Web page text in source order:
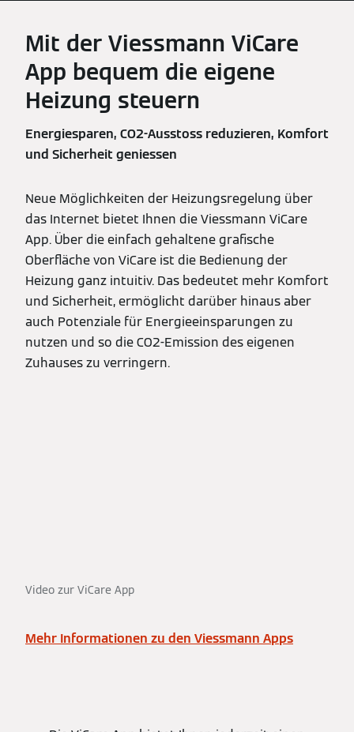
Mit der Viessmann ViCare
App bequem die eigene
Heizung steuern
Energiesparen, CO2-Ausstoss reduzieren, Komfort
und Sicherheit geniessen
Neue Möglichkeiten der Heizungsregelung über
das Internet bietet Ihnen die Viessmann ViCare
App. Über die einfach gehaltene grafische
Oberfläche von ViCare ist die Bedienung der
Heizung ganz intuitiv. Das bedeutet mehr Komfort
und Sicherheit, ermöglicht darüber hinaus aber
auch Potenziale für Energieeinsparungen zu
nutzen und so die CO2-Emission des eigenen
Zuhauses zu verringern.
Video zur ViCare App
Mehr Informationen zu den Viessmann Apps